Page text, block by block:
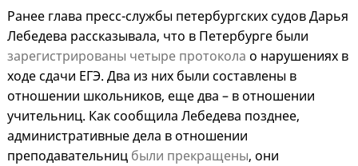
Ранее глава пресс-службы петербургских судов Дарья
Лебедева рассказывала, что в Петербурге были
зарегистрированы четыре протокола о нарушениях в
ходе сдачи ЕГЭ. Два из них были составлены в
отношении школьников, еще два – в отношении
учительниц. Как сообщила Лебедева позднее,
административные дела в отношении
преподавательниц были прекращены, они